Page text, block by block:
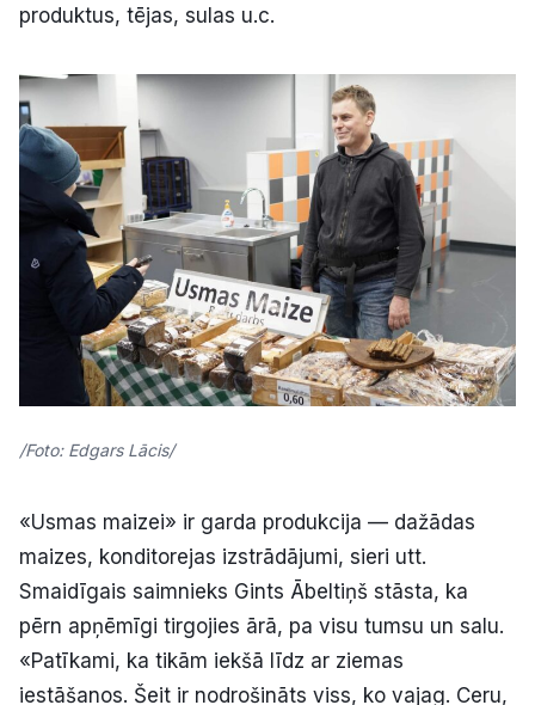
produktus, tējas, sulas u.c.
/Foto: Edgars Lācis/
«Usmas maizei» ir garda produkcija — dažādas
maizes, konditorejas izstrādājumi, sieri utt.
Smaidīgais saimnieks Gints Ābeltiņš stāsta, ka
pērn apņēmīgi tirgojies ārā, pa visu tumsu un salu.
«Patīkami, ka tikām iekšā līdz ar ziemas
iestāšanos. Šeit ir nodrošināts viss, ko vajag. Ceru,